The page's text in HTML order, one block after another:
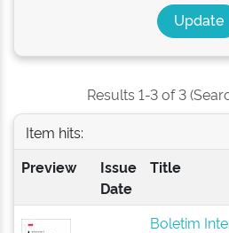
Results 1-3 of 3
Item hits:
Preview
Issue
Date
Title
Boletim